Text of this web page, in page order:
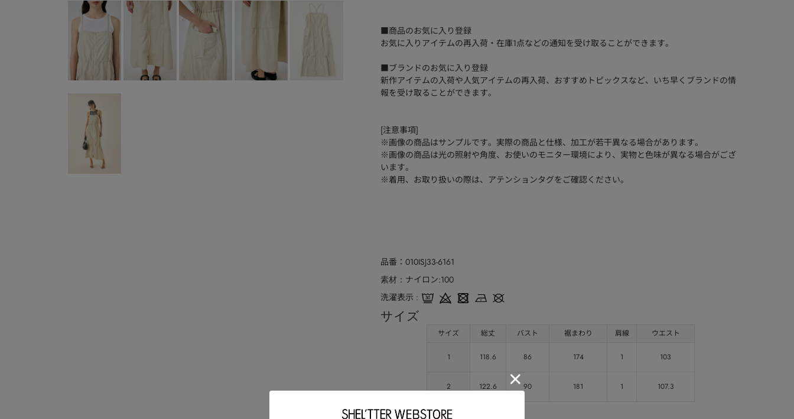
■商品のお気に入り登録
お気に入りアイテムの再入荷・在庫1点などの通知を受け取ることができます。
■ブランドのお気に入り登録
新作アイテムの入荷や人気アイテムの再入荷、おすすめトピックスなど、いち早くブランドの情
報を受け取ることができます。
[注意事項]
※画像の商品はサンプルです。実際の商品と仕様、加工が若干異なる場合があります。
※画像の商品は光の照射や角度、お使いのモニター環境により、実物と色味が異なる場合がござ
います。
※着用、お取り扱いの際は、アテンションタグをご確認ください。
品番 010ISJ33-6161
素材
ナイロン:100
洗濯表示
サイズ
サイズ 総丈 バスト 裾まわり 肩線 ウエスト
1 118.6 86 174 1 103
2 122.6 90 181 1 107.3